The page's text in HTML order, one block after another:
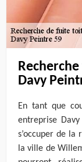
Davy
En tant que
entreprise
s’occuper de la
la ville de